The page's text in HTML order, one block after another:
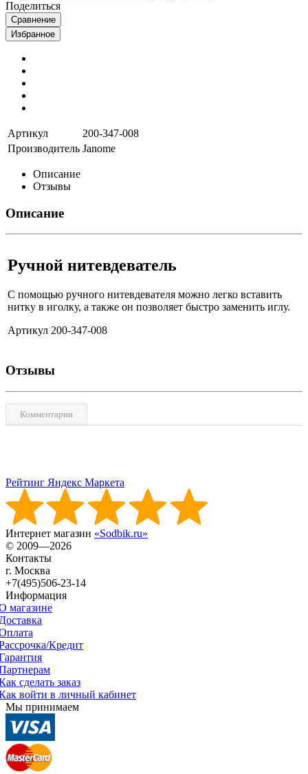
Поделиться
Сравнение
Избранное
Артикул
200-347-008
Производитель Janome
Описание
Отзывы
Описание
Ручной нитевдеватель
С помощью ручного нитевдевателя можно легко вставить
нитку в иголку, а также он позволяет быстро заменить иглу.
Артикул 200-347-008
Отзывы
Комментарии
Рейтинг Яндекс Маркета
Интернет магазин «Sodbik.ru»
© 2009—2026
Контакты
г. Москва
+7(495)506-23-14
Информация
магазине
Кредит
сделать заказ
войти в личный кабинет
Мы принимаем